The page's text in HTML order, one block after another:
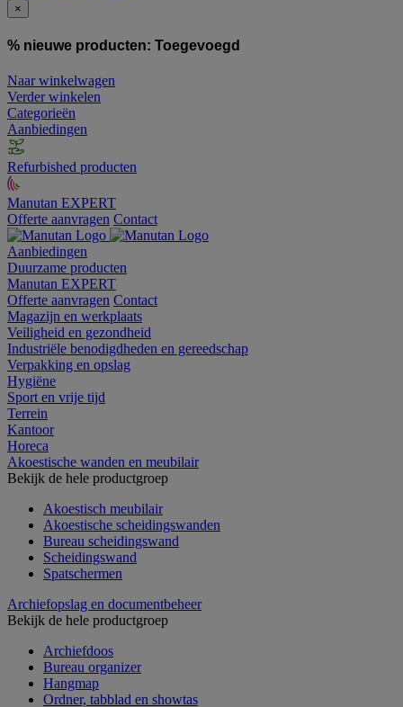
×
% nieuwe producten: Toegevoegd
Naar winkelwagen
Verder winkelen
Categorieën
Aanbiedingen
Refurbished producten
Manutan EXPERT
Offerte aanvragen Contact
Aanbiedingen
Duurzame producten
Manutan EXPERT
Offerte aanvragen Contact
Magazijn en werkplaats
Veiligheid en gezondheid
Industriële benodigdheden en gereedschap
Verpakking en opslag
Hygiëne
Sport en vrije tijd
Terrein
Kantoor
Horeca
Akoestische wanden en meubilair
Bekijk de hele productgroep
Akoestisch meubilair
Akoestische scheidingswanden
Bureau scheidingswand
Scheidingswand
Spatschermen
Archiefopslag en documentbeheer
Bekijk de hele productgroep
Archiefdoos
Bureau organizer
Hangmap
Ordner, tabblad en showtas